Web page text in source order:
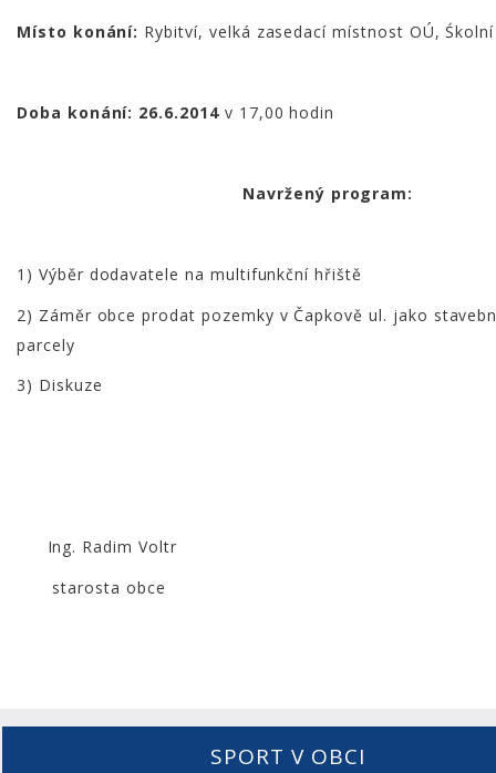
Místo konání: Rybitví, velká zasedací místnost OÚ,
Doba konání: 26.6.2014v 17,00 hodin
Navržený program:
1) Výběr dodavatele na multifunkční hřiště
2) Záměr obce prodat pozemky v Čapkově ul. jako
parcely
3) Diskuze
Ing. Radim Voltr
starosta obce
SPORT V OBCI